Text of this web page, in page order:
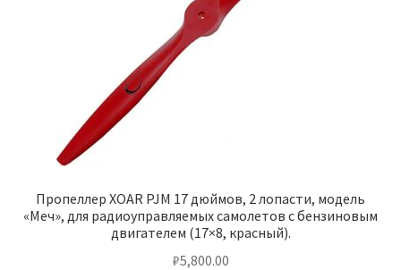
Пропеллер XOAR PJM 17 дюймов, 2 лопасти, модель
«Меч», для радиоуправляемых самолетов с бензиновым
двигателем (17×8, красный).
₽5,800.00